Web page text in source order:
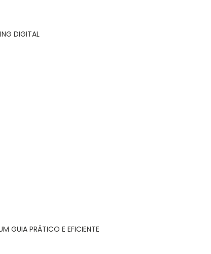
DIGITAL
GUIA PRÁTICO E EFICIENTE